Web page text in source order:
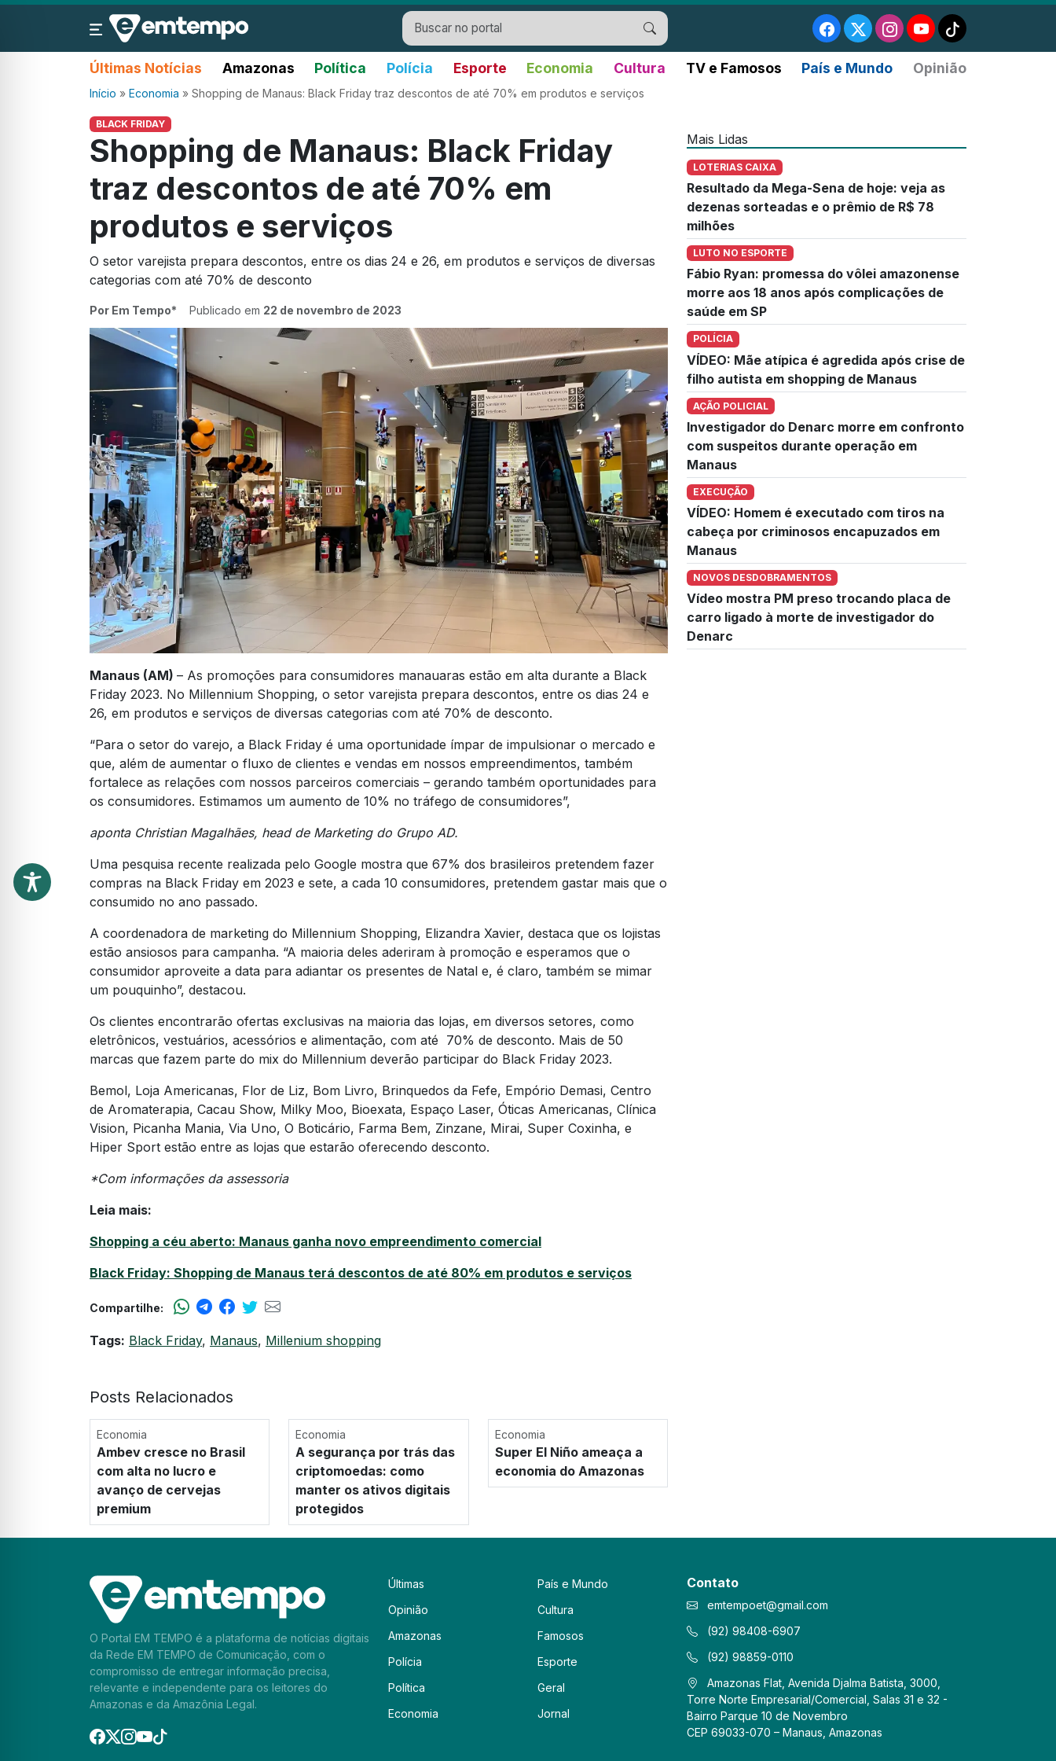
Últimas Notícias Amazonas Política Polícia Esporte Economia Cultura TV e Famosos País e Mundo Opinião
Início » Economia » Shopping de Manaus: Black Friday traz descontos de até 70% em produtos e serviços
BLACK FRIDAY
Shopping de Manaus: Black Friday
traz descontos de até 70% em
produtos e serviços
O setor varejista prepara descontos, entre os dias 24 e 26, em produtos e serviços de diversas
categorias com até 70% de desconto
Por Em Tempo* Publicado em 22 de novembro de 2023
Manaus (AM) – As promoções para consumidores manauaras estão em alta durante a Black
Friday 2023. No Millennium Shopping, o setor varejista prepara descontos, entre os dias 24 e
26, em produtos e serviços de diversas categorias com até 70% de desconto.
“Para o setor do varejo, a Black Friday é uma oportunidade ímpar de impulsionar o mercado e
que, além de aumentar o fluxo de clientes e vendas em nossos empreendimentos, também
fortalece as relações com nossos parceiros comerciais – gerando também oportunidades para
os consumidores. Estimamos um aumento de 10% no tráfego de consumidores”,
aponta Christian Magalhães, head de Marketing do Grupo AD.
Uma pesquisa recente realizada pelo Google mostra que 67% dos brasileiros pretendem fazer
compras na Black Friday em 2023 e sete, a cada 10 consumidores, pretendem gastar mais que o
consumido no ano passado.
A coordenadora de marketing do Millennium Shopping, Elizandra Xavier, destaca que os lojistas
estão ansiosos para campanha. “A maioria deles aderiram à promoção e esperamos que o
consumidor aproveite a data para adiantar os presentes de Natal e, é claro, também se mimar
um pouquinho”, destacou.
Os clientes encontrarão ofertas exclusivas na maioria das lojas, em diversos setores, como
eletrônicos, vestuários, acessórios e alimentação, com até 70% de desconto. Mais de 50
marcas que fazem parte do mix do Millennium deverão participar do Black Friday 2023.
Bemol, Loja Americanas, Flor de Liz, Bom Livro, Brinquedos da Fefe, Empório Demasi, Centro
de Aromaterapia, Cacau Show, Milky Moo, Bioexata, Espaço Laser, Óticas Americanas, Clínica
Vision, Picanha Mania, Via Uno, O Boticário, Farma Bem, Zinzane, Mirai, Super Coxinha, e
Hiper Sport estão entre as lojas que estarão oferecendo desconto.
*Com informações da assessoria
Leia mais:
Shopping a céu aberto: Manaus ganha novo empreendimento comercial
Black Friday: Shopping de Manaus terá descontos de até 80% em produtos e serviços
Compartilhe:
Tags: Black Friday, Manaus, Millenium shopping
Posts Relacionados
Economia
Ambev cresce no Brasil
com alta no lucro e
avanço de cervejas
premium
Economia
A segurança por trás das
criptomoedas: como
manter os ativos digitais
protegidos
Economia
Super El Niño ameaça a
economia do Amazonas
Mais Lidas
LOTERIAS CAIXA
Resultado da Mega-Sena de hoje: veja as
dezenas sorteadas e o prêmio de R$ 78
milhões
LUTO NO ESPORTE
Fábio Ryan: promessa do vôlei amazonense
morre aos 18 anos após complicações de
saúde em SP
POLÍCIA
VÍDEO: Mãe atípica é agredida após crise de
filho autista em shopping de Manaus
AÇÃO POLICIAL
Investigador do Denarc morre em confronto
com suspeitos durante operação em
Manaus
EXECUÇÃO
VÍDEO: Homem é executado com tiros na
cabeça por criminosos encapuzados em
Manaus
NOVOS DESDOBRAMENTOS
Vídeo mostra PM preso trocando placa de
carro ligado à morte de investigador do
Denarc
O Portal EM TEMPO é a plataforma de notícias digitais
da Rede EM TEMPO de Comunicação, com o
compromisso de entregar informação precisa,
relevante e independente para os leitores do
Amazonas e da Amazônia Legal.
Últimas
Opinião
Amazonas
Polícia
Política
Economia
País e Mundo
Cultura
Famosos
Esporte
Geral
Jornal
Contato
emtempoet@gmail.com
(92) 98408-6907
(92) 98859-0110
Amazonas Flat, Avenida Djalma Batista, 3000,
Torre Norte Empresarial/Comercial, Salas 31 e 32 -
Bairro Parque 10 de Novembro
CEP 69033-070 – Manaus, Amazonas